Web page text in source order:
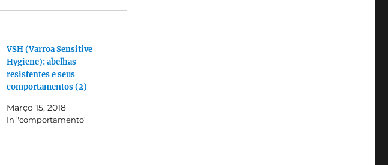
VSH (Varroa Sensitive
Hygiene): abelhas
resistentes e seus
comportamentos (2)
Março 15, 2018
In "comportamento"